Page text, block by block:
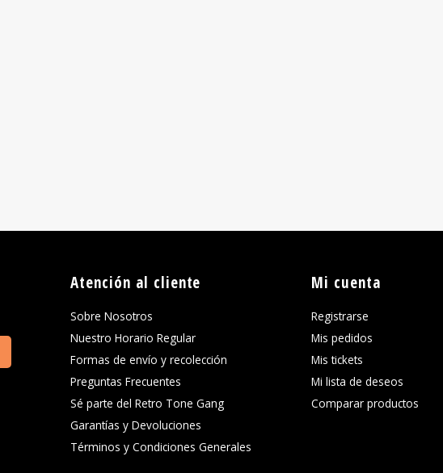
Atención al cliente
Sobre Nosotros
Nuestro Horario Regular
Formas de envío y recolección
Preguntas Frecuentes
Sé parte del Retro Tone Gang
Garantías y Devoluciones
Términos y Condiciones Generales
Mi cuenta
Registrarse
Mis pedidos
Mis tickets
Mi lista de deseos
Comparar productos